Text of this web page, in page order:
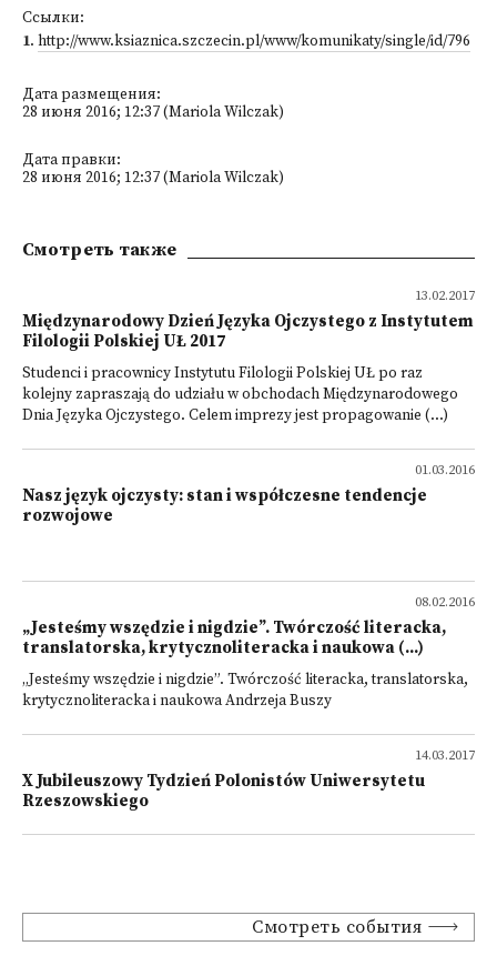
Ссылки:
1. http://www.ksiaznica.szczecin.pl/www/komunikaty/single/id/796
Дата размещения:
28 июня 2016; 12:37 (Mariola Wilczak)
Дата правки:
28 июня 2016; 12:37 (Mariola Wilczak)
Смотреть также
13.02.2017
Międzynarodowy Dzień Języka Ojczystego z Instytutem
Filologii Polskiej UŁ 2017
Studenci i pracownicy Instytutu Filologii Polskiej UŁ po raz
kolejny zapraszają do udziału w obchodach Międzynarodowego
Dnia Języka Ojczystego. Celem imprezy jest propagowanie (...)
01.03.2016
Nasz język ojczysty: stan i współczesne tendencje
rozwojowe
08.02.2016
„Jesteśmy wszędzie i nigdzie”. Twórczość literacka,
translatorska, krytycznoliteracka i naukowa (...)
„Jesteśmy wszędzie i nigdzie”. Twórczość literacka, translatorska,
krytycznoliteracka i naukowa Andrzeja Buszy
14.03.2017
X Jubileuszowy Tydzień Polonistów Uniwersytetu
Rzeszowskiego
Смотреть события